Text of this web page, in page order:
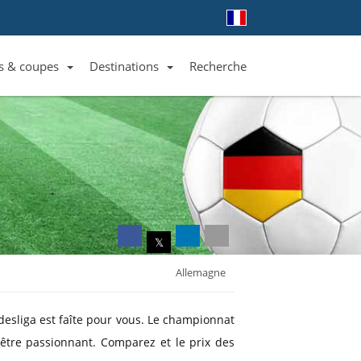
Liste des clubs et équipes
& coupes
Liste des ligues et coupes
Destinations
Toutes les destinations
Recherche
𝕏
Allemagne
est faîte pour vous. Le championnat
passionnant. Comparez et le prix des